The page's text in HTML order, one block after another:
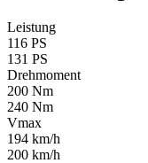
Leistung
116 PS
131 PS
Drehmoment
200 Nm
240 Nm
Vmax
194 km/h
200 km/h